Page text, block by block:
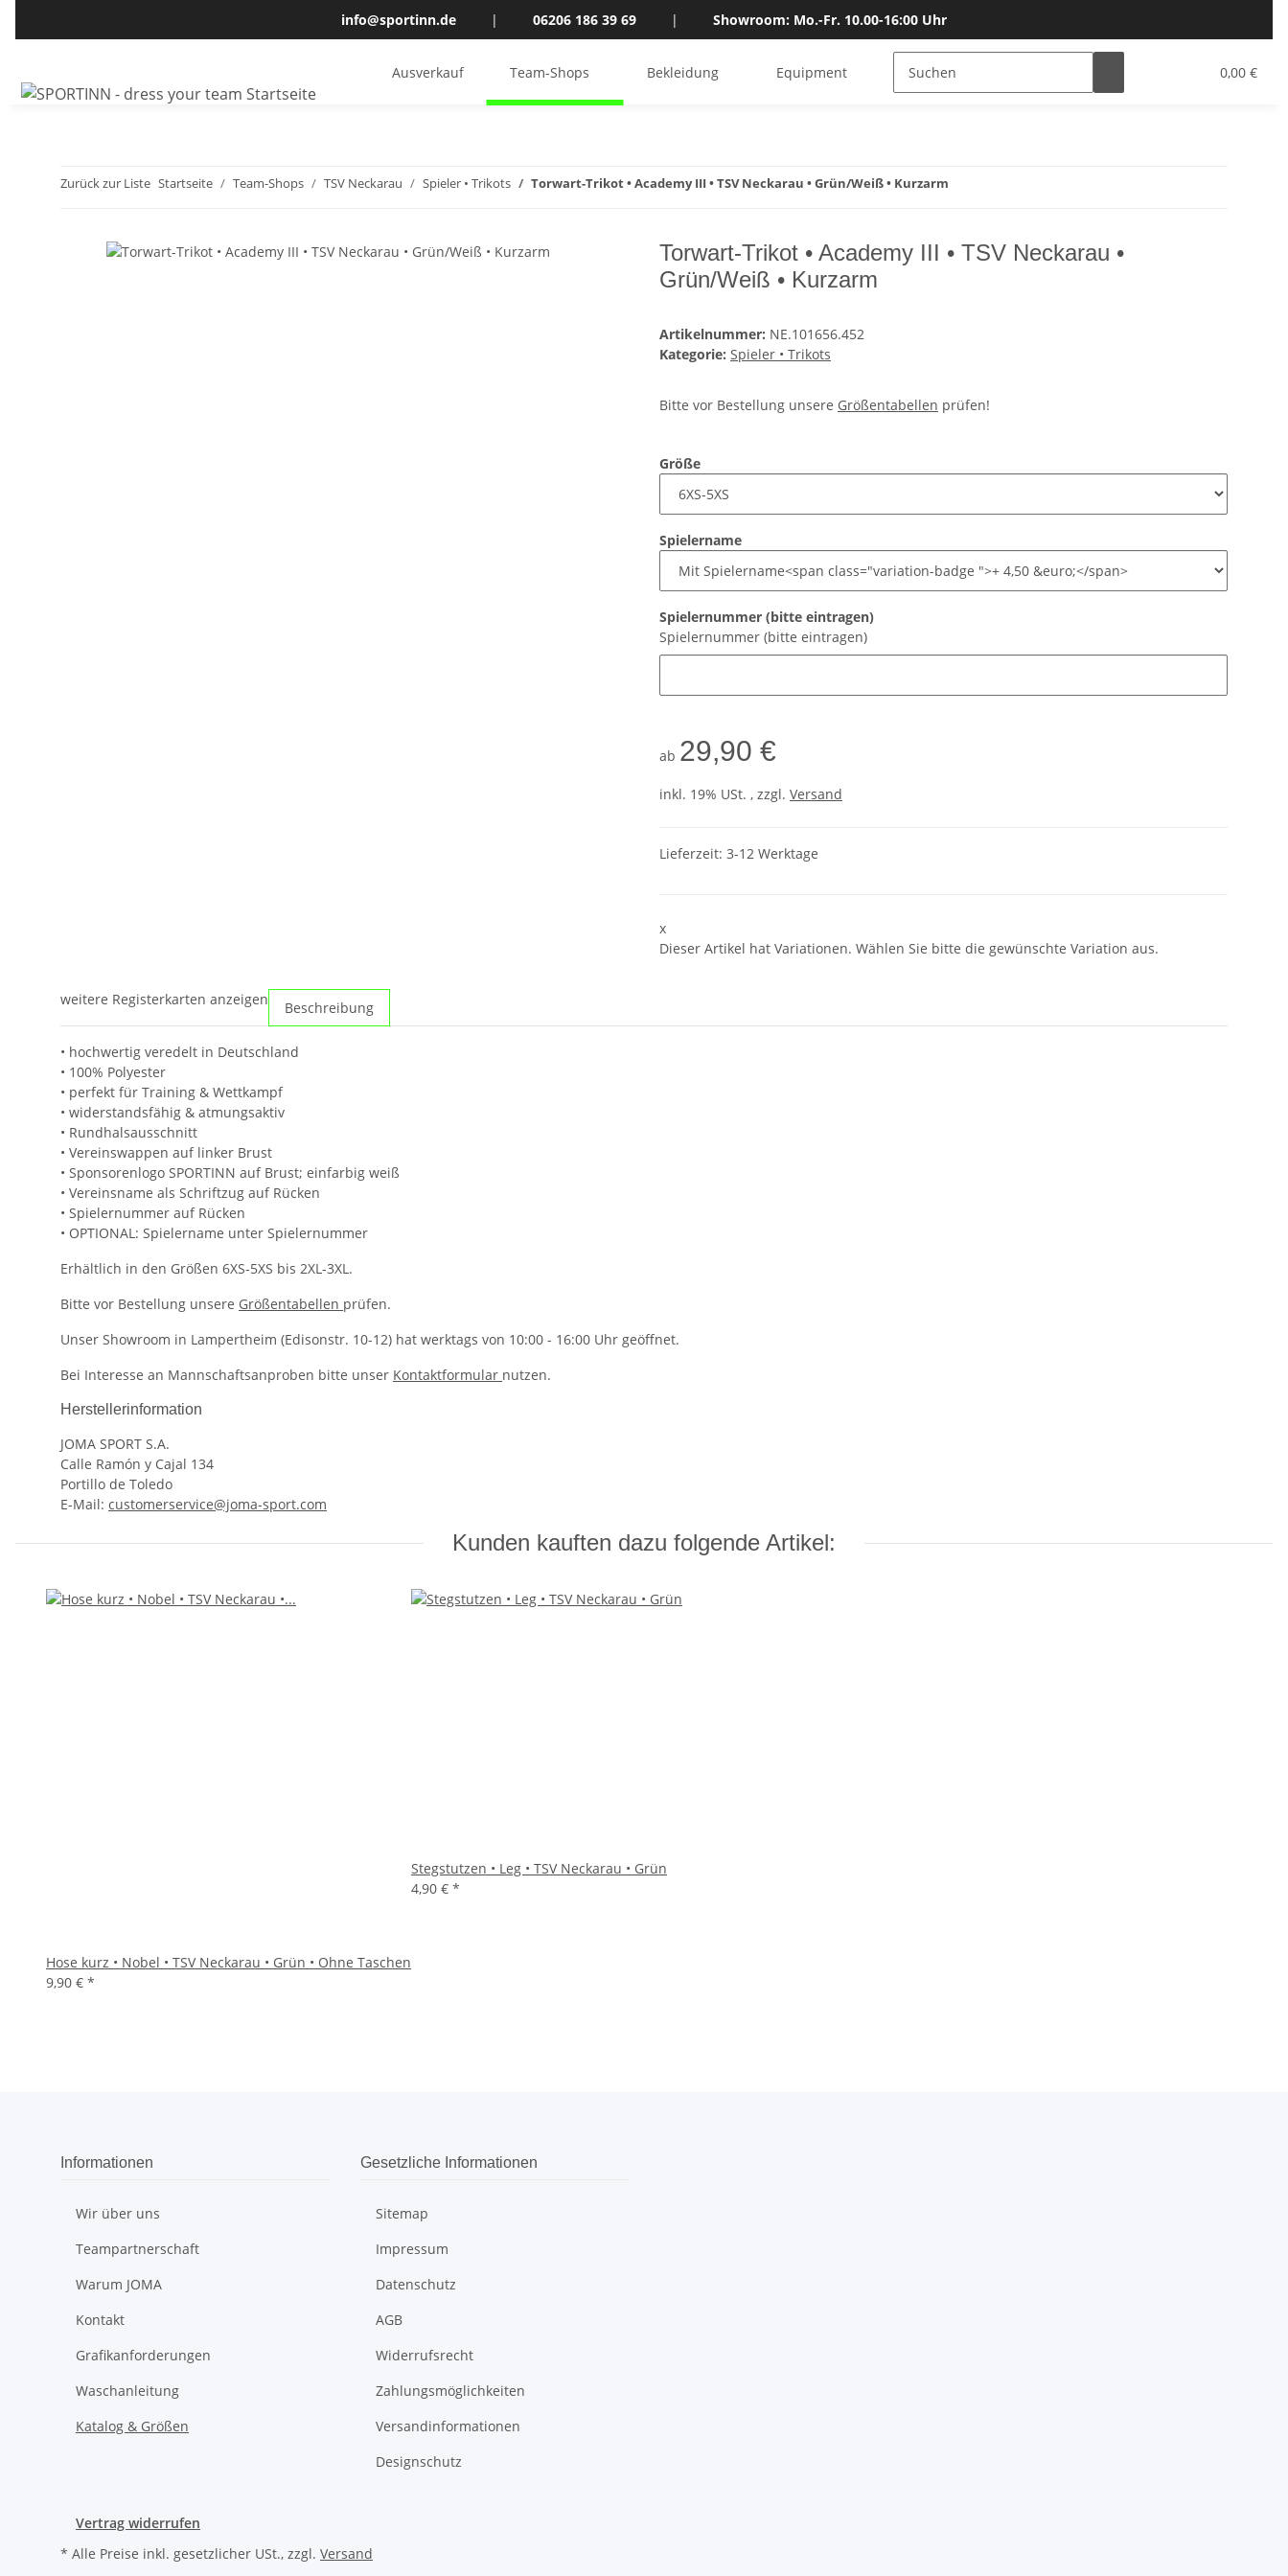
info@sportinn.de | 06206 186 39 69 | Showroom: Mo.-Fr. 10.00-16:00 Uhr
0,00 €
Ausverkauf Team-Shops Bekleidung Equipment Bälle Gutscheine
Zurück zur Liste Startseite Team-Shops TSV Neckarau Spieler • Trikots Torwart-Trikot • Academy III • TSV Neckarau • Grün/Weiß • Kurzarm
Torwart-Trikot • Academy III • TSV Neckarau •
Grün/Weiß • Kurzarm
Artikelnummer: NE.101656.452
Kategorie: Spieler • Trikots
Bitte vor Bestellung unsere Größentabellen prüfen!
Größe
Spielername
Spielernummer (bitte eintragen)
Spielernummer (bitte eintragen)
ab 29,90 €
inkl. 19% USt. , zzgl. Versand
Lieferzeit: 3-12 Werktage
x
Dieser Artikel hat Variationen. Wählen Sie bitte die gewünschte Variation aus.
weitere Registerkarten anzeigen Beschreibung
• hochwertig veredelt in Deutschland
• 100% Polyester
• perfekt für Training & Wettkampf
• widerstandsfähig & atmungsaktiv
• Rundhalsausschnitt
• Vereinswappen auf linker Brust
• Sponsorenlogo SPORTINN auf Brust; einfarbig weiß
• Vereinsname als Schriftzug auf Rücken
• Spielernummer auf Rücken
• OPTIONAL: Spielername unter Spielernummer
Erhältlich in den Größen 6XS-5XS bis 2XL-3XL.
Bitte vor Bestellung unsere Größentabellen prüfen.
Unser Showroom in Lampertheim (Edisonstr. 10-12) hat werktags von 10:00 - 16:00 Uhr geöffnet.
Bei Interesse an Mannschaftsanproben bitte unser Kontaktformular nutzen.
Herstellerinformation
JOMA SPORT S.A.
Calle Ramón y Cajal 134
Portillo de Toledo
E-Mail: customerservice@joma-sport.com
Kunden kauften dazu folgende Artikel:
Hose kurz • Nobel • TSV Neckarau • Grün • Ohne Taschen
9,90 € *
Stegstutzen • Leg • TSV Neckarau • Grün
4,90 € *
Informationen
Katalog & Größen
Wir über uns
Teampartnerschaft
Warum JOMA
Kontakt
Grafikanforderungen
Waschanleitung
Gesetzliche Informationen
Sitemap
Impressum
Datenschutz
AGB
Widerrufsrecht
Zahlungsmöglichkeiten
Versandinformationen
Designschutz
Vertrag widerrufen
* Alle Preise inkl. gesetzlicher USt., zzgl. Versand